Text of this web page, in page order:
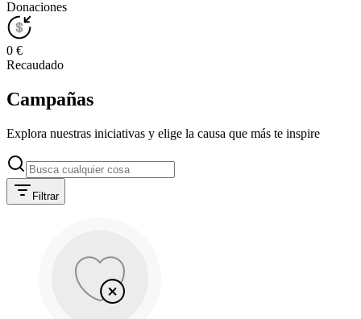
Donaciones
0 €
Recaudado
Campañas
Explora nuestras iniciativas y elige la causa que más te inspire
Filtrar